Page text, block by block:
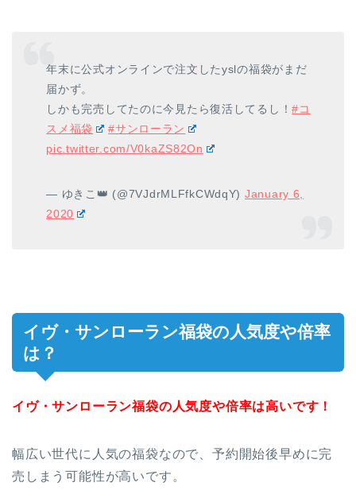
年末に公式オンラインで注文したyslの福袋がまだ
届かず。
しかも完売してたのに今見たら復活してるし！#コ
スメ福袋
#サンローラン
pic.twitter.com/V0kaZS82On
— ゆきこ👑 (@7VJdrMLFfkCWdqY) January 6,
2020
イヴ・サンローラン福袋の人気度や倍率
は？
イヴ・サンローラン福袋の人気度や倍率は高いです！
幅広い世代に人気の福袋なので、予約開始後早めに完
売しまう可能性が高いです。